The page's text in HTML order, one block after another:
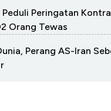
Peduli Peringatan
Orang Tewas
Perang AS-Iran